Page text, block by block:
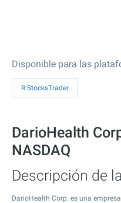
Disponible para las
R StocksTrader
DarioHealth
NASDAQ
Descripción de
DarioHealth Corp. es una